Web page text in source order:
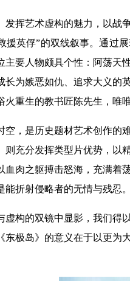
发挥艺术虚构的魅力，以战
援英俘”的双线叙事。通过
主要人物颇具个性：阿荡
长为嫉恶如仇、追求大义的
重生的教书匠陈先生，唯
空，是历史题材艺术创作的
则充分发挥类型片优势，以
血肉之躯搏击怒海，充满着
折射侵略者的无情与残忍。
虚构的双镜中显影，我们得
东极岛》的意义在于以更